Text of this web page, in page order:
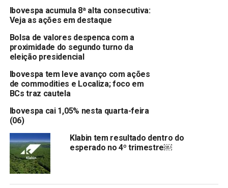
Fonte:Investing
Compartilhar:
Copy
Link
WhatsApp
Twitter
Facebook
Reddit
Email
TÓPICOS RELACIONADOS:
PRÓXIMA:
Oi: a empresa que simbolizou a era Lula
NÃO PERCA:
Interesses de rivais mostra força que a Oi tem no
mercado
Ibovespa acumula 8ª alta consecutiva:
Veja as ações em destaque
Bolsa de valores despenca com a
proximidade do segundo turno da
eleição presidencial
Ibovespa tem leve avanço com ações
de commodities e Localiza; foco em
BCs traz cautela
Ibovespa cai 1,05% nesta quarta-feira
(06)
Klabin tem resultado dentro do
esperado no 4º trimestre￼